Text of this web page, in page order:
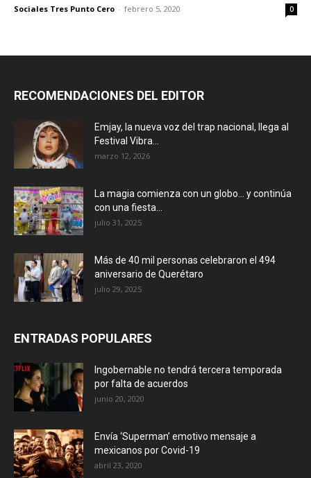
Sociales Tres Punto Cero - febrero 5, 2020 0
RECOMENDACIONES DEL EDITOR
Emjay, la nueva voz del trap nacional, llega al
Festival Vibra...
marzo 12, 2026
La magia comienza con un globo… y continúa
con una fiesta...
julio 31, 2025
Más de 40 mil personas celebraron el 494
aniversario de Querétaro
julio 29, 2025
ENTRADAS POPULARES
Ingobernable no tendrá tercera temporada
por falta de acuerdos
junio 20, 2020
Envía ‘Superman’ emotivo mensaje a
mexicanos por Covid-19
abril 23, 2020